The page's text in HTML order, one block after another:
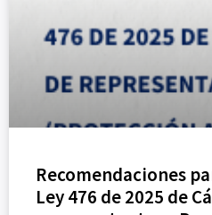
Recomendaciones
Ley 476 de 2025 de